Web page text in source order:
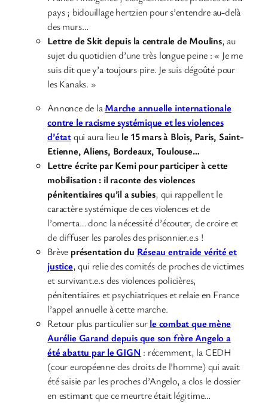
pays ; bidouillage hertzien pour s’entendre au-delà
des murs…
Lettre de Skit depuis la centrale de Moulins, au
sujet du quotidien d’une très longue peine : « Je me
suis dit que y’a toujours pire. Je suis dégoûté pour
les Kanaks. »
Annonce de laMarche annuelle internationale
contre le racisme systémique et les violences
d’étatqui aura lieu le 15 mars à Blois, Paris, Saint-
Etienne, Aliens, Bordeaux, Toulouse…
Lettre écrite par Kemi pour participer à cette
mobilisation : il raconte des violences
pénitentiaires qu’il a subies, qui rappellent le
caractère systémique de ces violences et de
l’omerta… donc la nécessité d’écouter, de croire et
de diffuser les paroles des prisonnier.e.s !
Brève présentation du Réseau entraide vérité et
justice, qui relie des comités de proches de victimes
et survivant.e.s des violences policières,
pénitentiaires et psychiatriques et relaie en France
l’appel annuelle à cette marche.
Retour plus particulier surle combat que mène
Aurélie Garand depuis que son frère Angelo a
été abattu par le GIGN : récemment, la CEDH
(cour européenne des droits de l’homme) qui avait
été saisie par les proches d’Angelo, a clos le dossier
en estimant que ce meurtre était légitime…